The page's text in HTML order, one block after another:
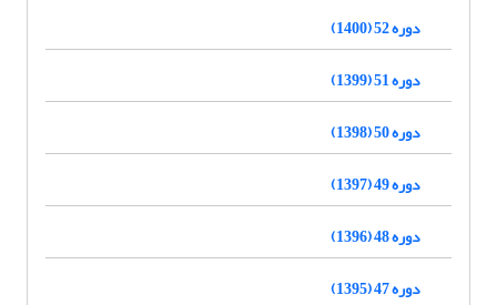
دوره 52 (1400)
دوره 51 (1399)
دوره 50 (1398)
دوره 49 (1397)
دوره 48 (1396)
دوره 47 (1395)